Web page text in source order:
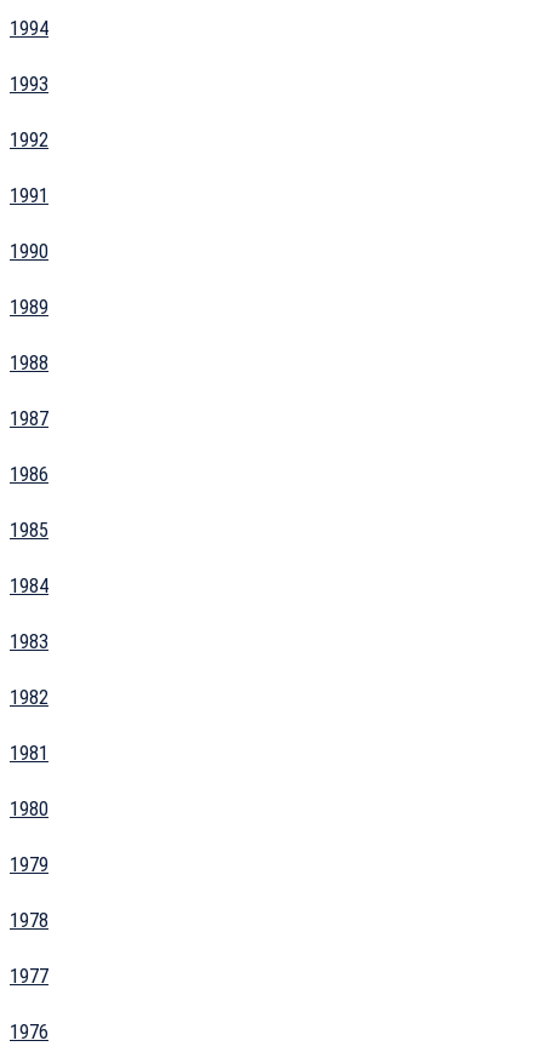
1994
1993
1992
1991
1990
1989
1988
1987
1986
1985
1984
1983
1982
1981
1980
1979
1978
1977
1976